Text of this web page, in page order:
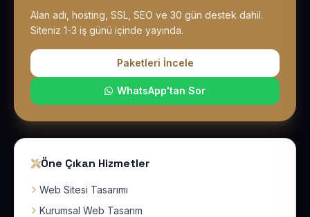
Alan adı, hosting, SSL, SEO ve 30 gün destek dahil.
Siteniz 1-3 iş günü içinde yayında.
Paketleri İncele
WhatsApp'tan Sor
Öne Çıkan Hizmetler
Web Sitesi Tasarımı
Kurumsal Web Tasarım